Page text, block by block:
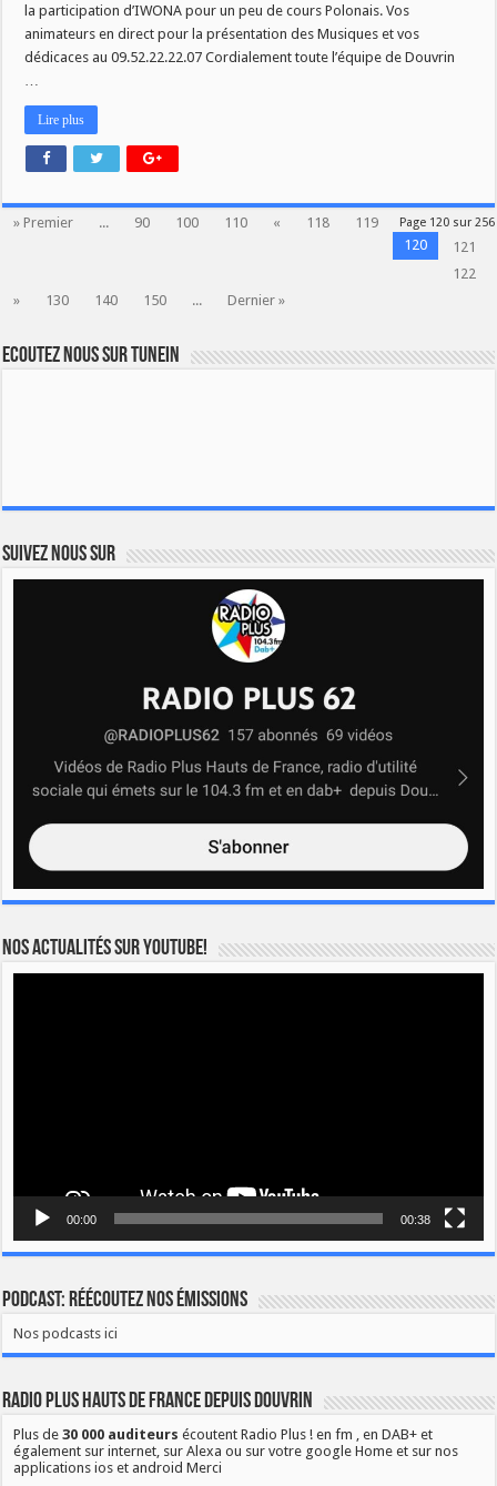
la participation d’IWONA pour un peu de cours Polonais. Vos
animateurs en direct pour la présentation des Musiques et vos
dédicaces au 09.52.22.22.07 Cordialement toute l’équipe de Douvrin
Lire plus
Page 120 sur 256
» Premier ... 90 100 110 « 118
119
120
121
122
»
130 140 150 ... Dernier »
Ecoutez nous sur TuneIn
Suivez nous sur
Nos actualités sur YOUTUBE!
00:00 00:38
Podcast: Réécoutez nos émissions
Nos podcasts ici
Radio Plus Hauts de France depuis Douvrin
Plus de30 000 auditeurs écoutent Radio Plus ! en fm , en DAB+ et
également sur internet, sur Alexa ou sur votre google Home et sur nos
applications ios et android Merci